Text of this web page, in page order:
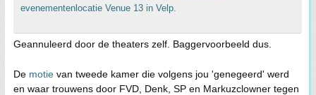
evenementenlocatie Venue 13 in Velp.
Geannuleerd door de theaters zelf. Baggervoorbeeld dus.
De motie van tweede kamer die volgens jou 'genegeerd' werd
en waar trouwens door FVD, Denk, SP en Markuzclowner tegen